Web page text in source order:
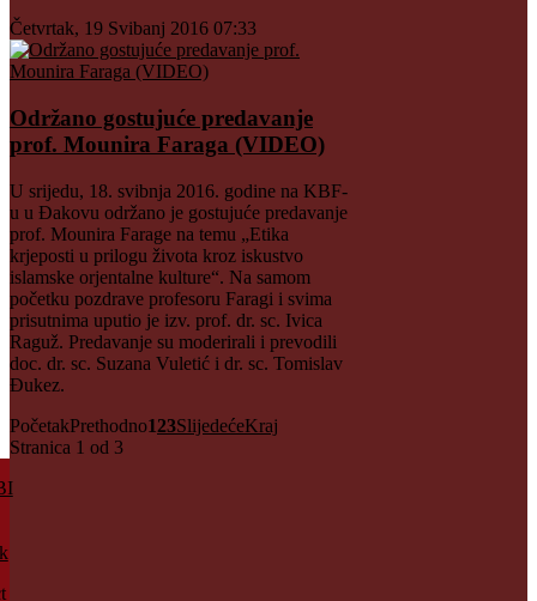
Četvrtak, 19 Svibanj 2016 07:33
Održano gostujuće predavanje
prof. Mounira Faraga (VIDEO)
U srijedu, 18. svibnja 2016. godine na KBF-
u u Đakovu održano je gostujuće predavanje
prof. Mounira Farage na temu „Etika
krjeposti u prilogu života kroz iskustvo
islamske orjentalne kulture“. Na samom
početku pozdrave profesoru Faragi i svima
prisutnima uputio je izv. prof. dr. sc. Ivica
Raguž. Predavanje su moderirali i prevodili
doc. dr. sc. Suzana Vuletić i dr. sc. Tomislav
Đukez.
PočetakPrethodno123SlijedećeKraj
Stranica 1 od 3